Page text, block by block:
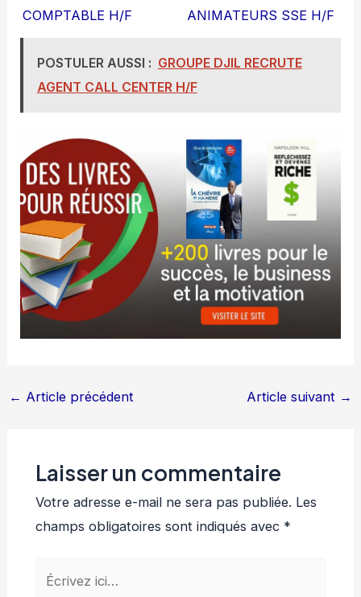
COMPTABLE H/F
ANIMATEURS SSE H/F
POSTULER AUSSI : GROUPE DJIL RECRUTE
AGENT CALL CENTER H/F
← Article précédent Article suivant →
Laisser un commentaire
Votre adresse e-mail ne sera pas publiée. Les
champs obligatoires sont indiqués avec *
Écrivez